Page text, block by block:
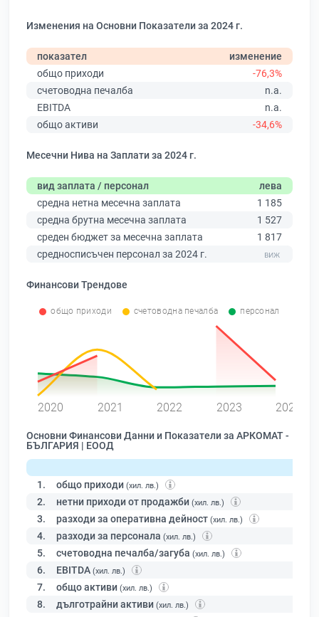
Изменения на Основни Показатели за 2024 г.
показател
изменение
общо приходи
-76,3%
счетоводна печалба
n.a.
EBITDA
n.a.
общо активи
-34,6%
Месечни Нива на Заплати за 2024 г.
вид заплата / персонал
лева
средна нетна месечна заплата
1 185
средна брутна месечна заплата
1 527
среден бюджет за месечна заплата
1 817
средносписъчен персонал за 2024 г.
Финансови Трендове
общо приходи счетоводна печалба персонал
2020 2021 2022 2023 2024
Основни Финансови Данни и Показатели за АРКОМАТ -
БЪЛГАРИЯ | ЕООД
1. общо приходи (хил. лв.)
2. нетни приходи от продажби (хил. лв.)
3. разходи за оперативна дейност (хил. лв.)
4. разходи за персонала (хил. лв.)
5. счетоводна печалба/загуба (хил. лв.)
6. EBITDA (хил. лв.)
7. общо активи (хил. лв.)
8. дълготрайни активи (хил. лв.)